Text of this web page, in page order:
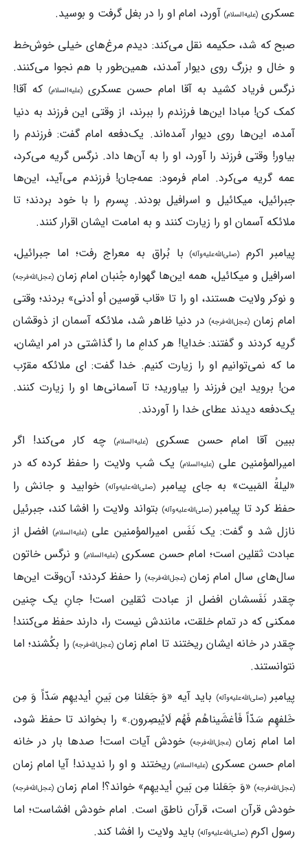
عسکری (علیه‌السلام) آورد، امام او را در بغل گرفت و بوسید.
صبح که شد، حکیمه نقل می‌کند: دیدم مرغ‌های خیلی خوش‌خط
و خال و بزرگ روی دیوار آمدند، همین‌طور با هم نجوا می‌کنند.
نرگس فریاد کشید به آقا امام‌ حسن عسکری(علیه‌السلام) که آقا!
کمک کن! مبادا این‌ها فرزندم را ببرند، از وقتی این فرزند به‌ دنیا
آمده، این‌ها روی دیوار آمده‌اند. یک‌دفعه امام گفت: فرزندم را
بیاور! وقتی فرزند را آورد، او را به آن‌ها داد. نرگس گریه می‌کرد،
عمه گریه می‌کرد. امام فرمود: عمه‌جان! فرزندم می‌آید، این‌ها
جبرائیل، میکائیل و اسرافیل بودند. پسرم را با خود بردند؛ تا
ملائکه آسمان او را زیارت کنند و به امامت ایشان اقرار کنند.
پیامبر اکرم
(صلی‌الله‌علیه‌وآله)با بُراق به معراج رفت‌‌؛ اما جبرائیل،
اسرافیل و میکائیل، همه این‌ها گهواره جُنبان امام زمان (عجل‌الله‌فرجه)
و نوکر ولایت هستند، او را تا «قاب قوسین أو أدنی» بردند؛ وقتی
امام زمان (عجل‌الله‌فرجه)در دنیا ظاهر شد، ملائکه‌ آسمان از ذوقشان
گریه کردند و گفتند: خدایا! هر کدامِ ما را گذاشتی در امر ایشان،
ما که نمی‌توانیم او را زیارت کنیم. خدا گفت: ای ملائکه مقرّب
من! بروید این فرزند را بیاورید؛ تا آسمانی‌ها او را زیارت کنند.
یک‌دفعه دیدند عطای خدا را آوردند.
ببین آقا امام حسن عسکری
(علیه‌السلام)
چه کار می‌کند! اگر
امیرالمؤمنین علی(علیه‌السلام) یک شب ولایت را حفظ کرده که در
«لیلةُ المَبیت» به جای پیامبر
(صلی‌الله‌علیه‌وآله)خوابید و جانش را
حفظ کرد تا پیامبر(صلی‌الله‌علیه‌وآله) بتواند ولایت را افشا کند، جبرئیل
نازل شد و گفت: یک نَفَس امیرالمؤمنین علی (علیه‌السلام)افضل از
عبادت ثقلین است؛ امام حسن عسکری (علیه‌السلام) و نرگس خاتون
سال‌های سال امام زمان(عجل‌الله‌فرجه) را حفظ کردند؛ آن‌وقت این‌ها
چقدر نَفَسشان افضل از عبادت ثقلین است! جانِ یک چنین
ممکنی که در تمام خلقت، مانندش نیست را، دارند حفظ می‌کنند!
چقدر در خانه ایشان ریختند تا امام زمان(عجل‌الله‌فرجه) را بکُشند؛ اما
نتوانستند.
پیامبر(صلی‌الله‌علیه‌وآله) باید آیه «وَ جَعَلنا مِن بَینِ أیدیهِم سَدّاً وَ مِن
خَلفهِم سَدّاً فَأغشَیناهُم فَهُم لَایُبصِرون.» را بخواند تا حفظ شود،
اما امام زمان(عجل‌الله‌فرجه) خودش آیات است! صدها بار در خانه
امام حسن عسکری (علیه‌السلام)ریختند و او را ندیدند! آیا امام زمان
(عجل‌الله‌فرجه) «وَ جَعَلنا مِن بَینِ أیدیهِم» خواند؟! امام زمان (عجل‌الله‌فرجه)
خودش قرآن است، قرآن ناطق است. امام خودش افشاست؛ اما
رسول اکرم (صلی‌الله‌علیه‌وآله) باید ولایت را افشا کند.